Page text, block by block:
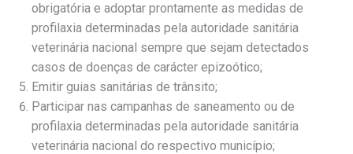
obrigatória e adoptar prontamente as medidas de
profilaxia determinadas pela autoridade sanitária
veterinária nacional sempre que sejam detectados
casos de doenças de carácter epizoótico;
Emitir guias sanitárias de trânsito;
Participar nas campanhas de saneamento ou de
profilaxia determinadas pela autoridade sanitária
veterinária nacional do respectivo município;